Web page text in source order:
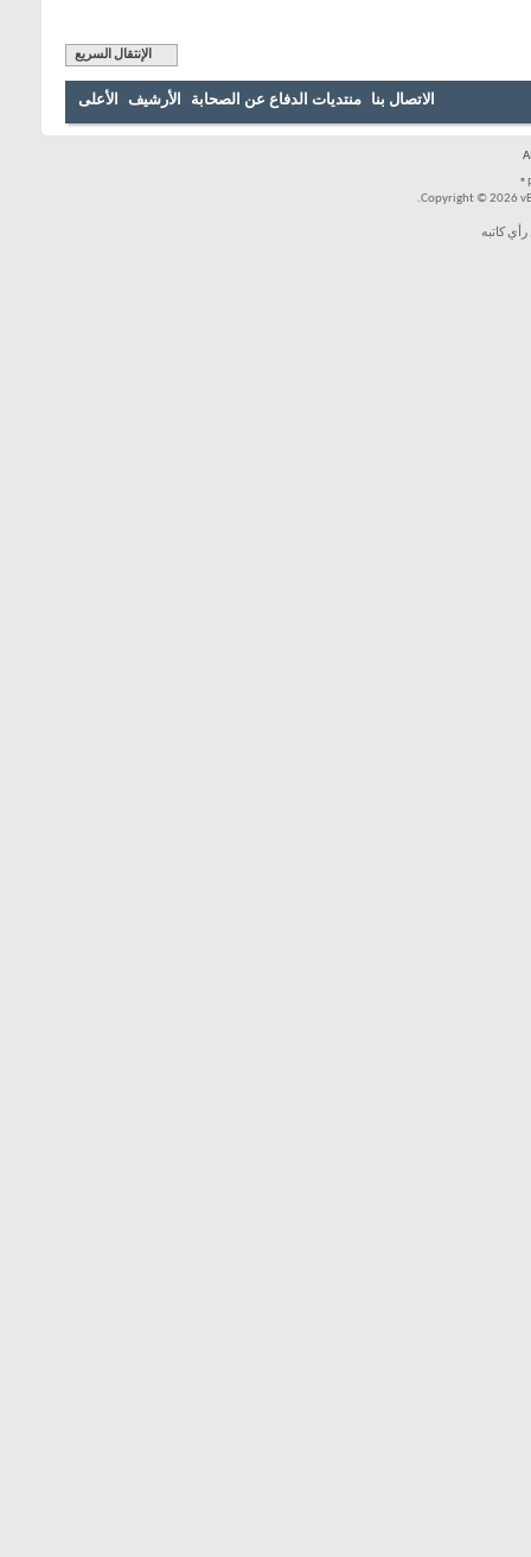
منتديات الدفاع عن الصحابة الأرشيف الأعلى